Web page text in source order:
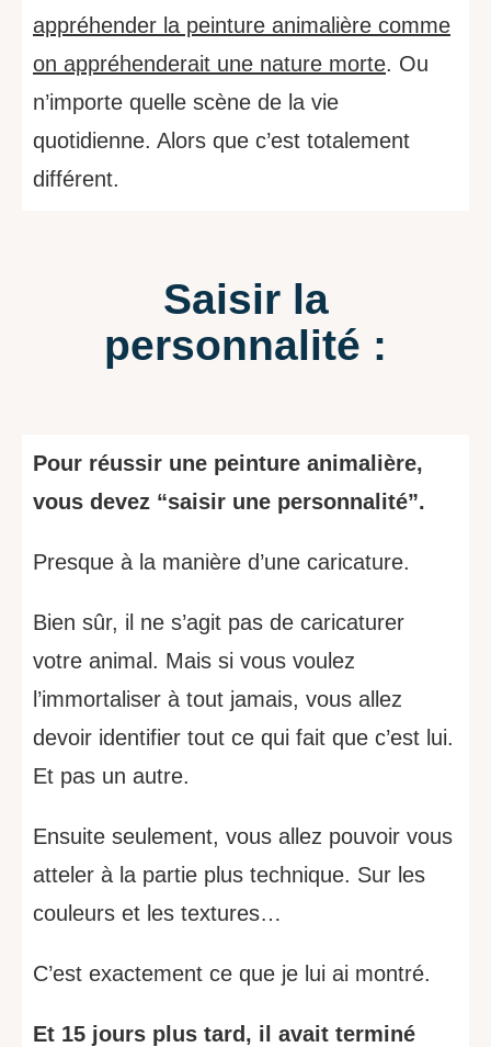
appréhender la peinture animalière comme
on appréhenderait une nature morte. Ou
n’importe quelle scène de la vie
quotidienne. Alors que c’est totalement
différent.
Saisir la
personnalité :
Pour réussir une peinture animalière,
vous devez “saisir une personnalité”.
Presque à la manière d’une caricature.
Bien sûr, il ne s’agit pas de caricaturer
votre animal. Mais si vous voulez
l’immortaliser à tout jamais, vous allez
devoir identifier tout ce qui fait que c’est lui.
Et pas un autre.
Ensuite seulement, vous allez pouvoir vous
atteler à la partie plus technique. Sur les
couleurs et les textures…
C’est exactement ce que je lui ai montré.
Et 15 jours plus tard, il avait terminé